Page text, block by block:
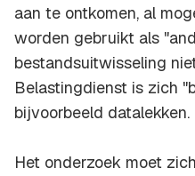
aan te ontkomen, al
worden gebruikt als
bestandsuitwisseling
Belastingdienst is zich
bijvoorbeeld datalekken.
Het onderzoek moet